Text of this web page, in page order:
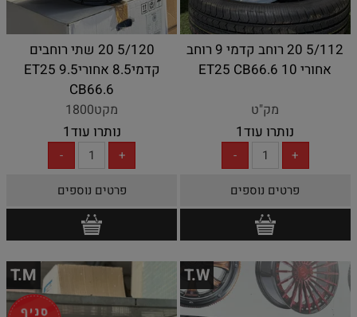
5/112 20 רוחב קדמי 9 רוחב
אחורי 10 ET25 CB66.6
מק"ט
נותרו עוד1
פרטים נוספים
5/120 20 שתי רוחבים
קדמי8.5 אחורי9.5 ET25
CB66.6
מקט1800
נותרו עוד1
פרטים נוספים
T.W
T.M